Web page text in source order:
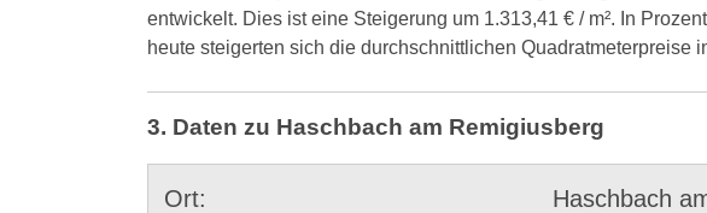
entwickelt. Dies ist eine Steigerung um 1.313,41 € / m². In
heute steigerten sich die durchschnittlichen Quadratmeterpreise
3. Daten zu Haschbach am Remigiusberg
Ort:
Haschbach